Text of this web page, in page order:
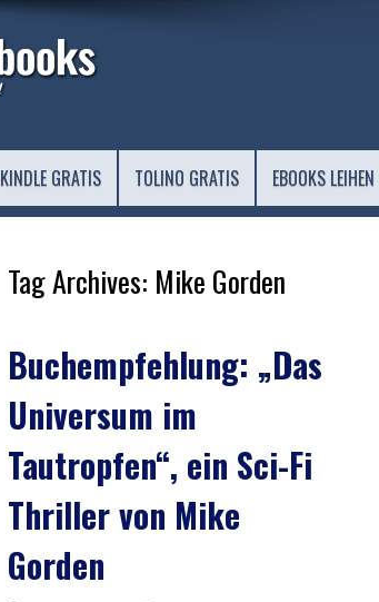
KINDLE GRATIS TOLINO GRATIS EBOOKS LEIHEN
Tag Archives: Mike Gorden
Buchempfehlung: „Das
Universum im
Tautropfen“, ein Sci-Fi
Thriller von Mike
Gorden